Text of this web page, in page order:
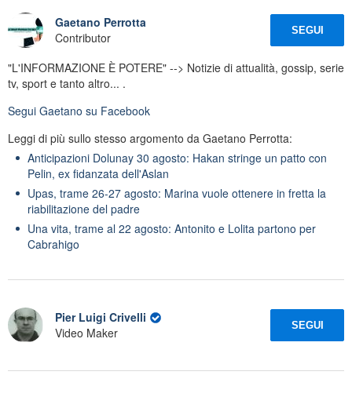
Gaetano Perrotta
Contributor
SEGUI
"L'INFORMAZIONE È POTERE" --> Notizie di attualità, gossip, serie
tv, sport e tanto altro... .
Segui Gaetano su Facebook
Leggi di più sullo stesso argomento da Gaetano Perrotta:
Anticipazioni Dolunay 30 agosto: Hakan stringe un patto con
Pelin, ex fidanzata dell'Aslan
Upas, trame 26-27 agosto: Marina vuole ottenere in fretta la
riabilitazione del padre
Una vita, trame al 22 agosto: Antonito e Lolita partono per
Cabrahigo
Pier Luigi Crivelli
Video Maker
SEGUI